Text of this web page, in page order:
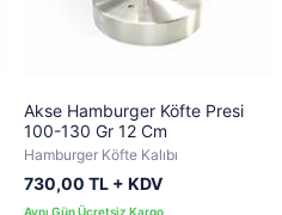
Akse Hamburger Köfte Presi
100-130 Gr 12 Cm
Hamburger Köfte Kalıbı
730,00 TL + KDV